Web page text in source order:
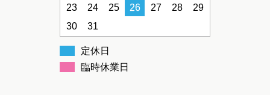
23
24 25 26 27 28
29
30
31
定休日
臨時休業日